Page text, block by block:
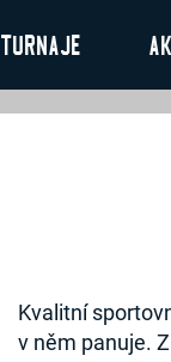
Turnaje
Kvalitní
v něm panuje.